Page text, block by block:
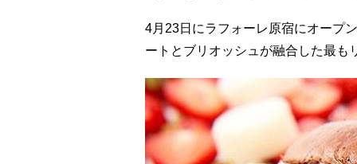
4月23日にラフォーレ原宿にオープ
ートとブリオッシュが融合した最も